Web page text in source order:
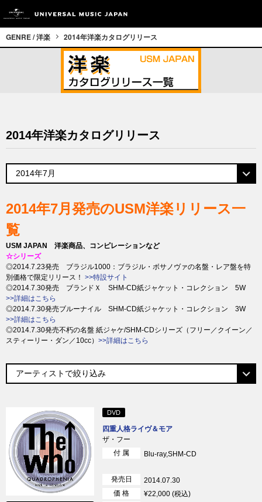
GENRE / 洋楽 2014年洋楽カタログリリース
2014年洋楽カタログリリース
2014年7月発売のUSM洋楽リリース一
覧
USM JAPAN 洋楽商品、コンピレーションなど
☆シリーズ
◎2014.7.23発売 ブラジル1000：ブラジル・ボサノヴァの名盤・レア盤を特
別価格で限定リリース！ >>特設サイト
◎2014.7.30発売 ブランドＸ SHM-CD紙ジャケット・コレクション 5W
>>詳細はこちら
◎2014.7.30発売ブルーナイル SHM-CD紙ジャケット・コレクション 3W
>>詳細はこちら
◎2014.7.30発売不朽の名盤 紙ジャケ/SHM-CDシリーズ（フリー／クイーン／
スティーリー・ダン／10cc） >>詳細はこちら
DVD
四重人格ライヴ＆モア
ザ・フー
付 属
Blu-ray,SHM-CD
発売日
2014.07.30
価 格
¥22,000 (税込)